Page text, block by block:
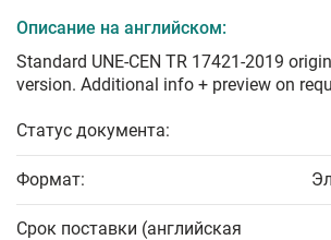
Описание на английском:
Standard UNE-CEN TR 17421-2019
version. Additional info + preview on
Статус документа:
Формат:
Срок поставки (английская